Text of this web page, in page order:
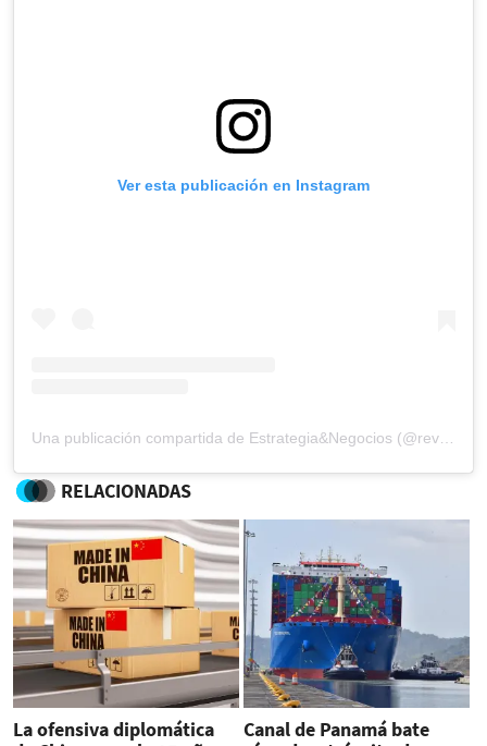
Ver esta publicación en Instagram
RELACIONADAS
La ofensiva diplomática
Canal de Panamá bate